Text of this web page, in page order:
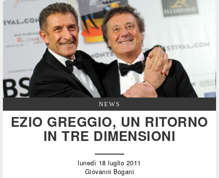
NEWS
EZIO GREGGIO, UN RITORNO
IN TRE DIMENSIONI
lunedì 18 luglio 2011
Giovanni Bogani